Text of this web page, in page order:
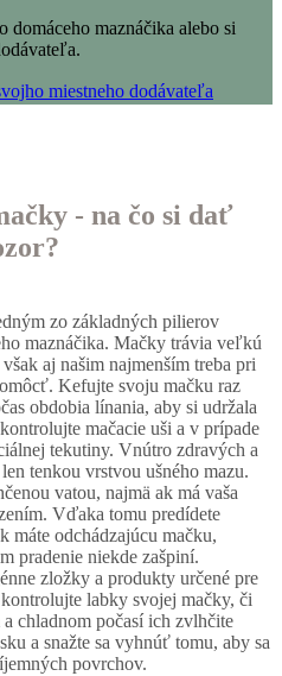
domáceho maznáčika alebo si
miestneho dodávateľa
- na čo si dať
zo základných pilierov
maznáčika. Mačky trávia veľkú
aj našim najmenším treba pri
Kefujte svoju mačku raz
obdobia línania, aby si udržala
mačacie uši a v prípade
tekutiny. Vnútro zdravých a
tenkou vrstvou ušného mazu.
vatou, najmä ak má vaša
Vďaka tomu predídete
máte odchádzajúcu mačku,
pradenie niekde zašpiní.
zložky a produkty určené pre
labky svojej mačky, či
chladnom počasí ich zvlhčite
a snažte sa vyhnúť tomu, aby sa
povrchov.